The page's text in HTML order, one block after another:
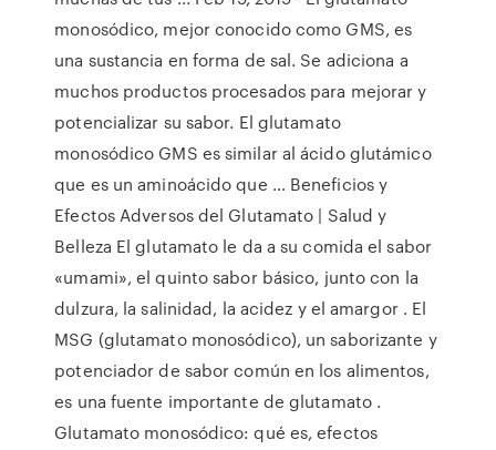
monosódico, mejor conocido como GMS, es
una sustancia en forma de sal. Se adiciona a
muchos productos procesados para mejorar y
potencializar su sabor. El glutamato
monosódico GMS es similar al ácido glutámico
que es un aminoácido que … Beneficios y
Efectos Adversos del Glutamato | Salud y
Belleza El glutamato le da a su comida el sabor
«umami», el quinto sabor básico, junto con la
dulzura, la salinidad, la acidez y el amargor . El
MSG (glutamato monosódico), un saborizante y
potenciador de sabor común en los alimentos,
es una fuente importante de glutamato .
Glutamato monosódico: qué es, efectos